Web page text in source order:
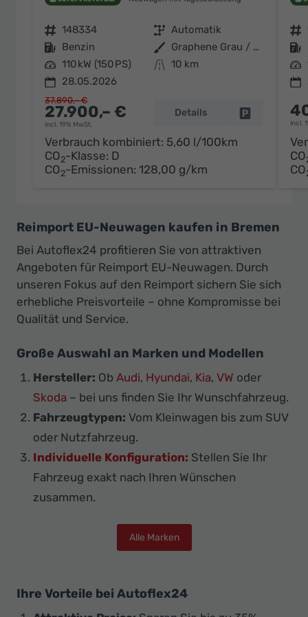
Fahrzeugnr. 148334 Getriebe Automatik
Kraftstoff Benzin Außenfarbe
Graphene Grau / Dach Schwarz
Leistung 110 kW (150 PS) Kilometerstand 10 km
28.05.2026
27.900,– €
incl. 19% MwSt.
37.890,– €
Details Fahrzeug
Verbrauch kombiniert: 5,60 l/100km
CO2-Klasse: D
CO2-Emissionen: 128,00 g/km
Fahrzeugnr.
Kraftstoff
Leistung
incl.
CO
CO
Reimport EU-Neuwagen kaufen in Bremen
Bei Autoflex24 profitieren Sie von attraktiven
Angeboten für Reimport EU-Neuwagen. Durch
unseren Fokus auf den Reimport sichern Sie sich
erhebliche Preisvorteile – ohne Kompromisse bei
Qualität und Service.
Große Auswahl an Marken und Modellen
Hersteller: Ob Audi, Hyundai, Kia, VW oder
Skoda – bei uns finden Sie Ihr Wunschfahrzeug.
Fahrzeugtypen: Vom Kleinwagen bis zum SUV
oder Nutzfahrzeug.
Individuelle Konfiguration: Stellen Sie Ihr
Fahrzeug exakt nach Ihren Wünschen
zusammen.
Alle Marken
Ihre Vorteile bei Autoflex24